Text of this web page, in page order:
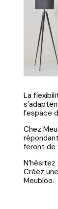
La
l’espace
Chez
feront de
Créez
Meubloo.